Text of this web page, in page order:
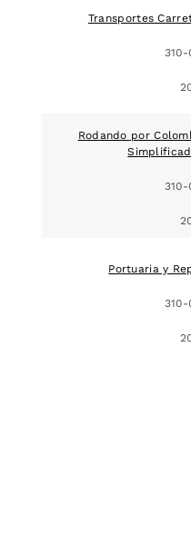
Transportes
310-
Rodando por
310-
Portuaria y
310-